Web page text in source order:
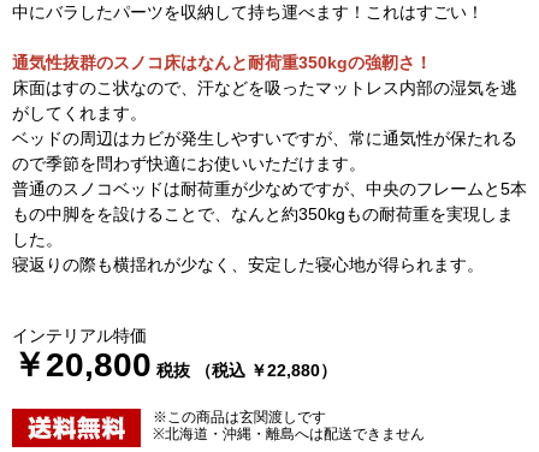
中にバラしたパーツを収納して持ち運べます！これはすごい！
通気性抜群のスノコ床はなんと耐荷重350kgの強靭さ！
床面はすのこ状なので、汗などを吸ったマットレス内部の湿気を逃
がしてくれます。
ベッドの周辺はカビが発生しやすいですが、常に通気性が保たれる
ので季節を問わず快適にお使いいただけます。
普通のスノコベッドは耐荷重が少なめですが、中央のフレームと5本
もの中脚をを設けることで、なんと約350kgもの耐荷重を実現しま
した。
寝返りの際も横揺れが少なく、安定した寝心地が得られます。
インテリアル特価
￥20,800 税抜 （税込 ￥22,880）
※この商品は玄関渡しです
※北海道・沖縄・離島へは配送できません